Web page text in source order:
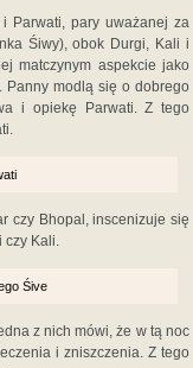
Parwati, pary uważanej za
Śiwy), obok Durgi, Kali i
matczynym aspekcie jako
Panny modlą się o dobrego
i opiekę Parwati. Z tego
czy Bhopal, inscenizuje się
czy Kali.
Śive
z nich mówi, że w tą noc
i zniszczenia. Z tego